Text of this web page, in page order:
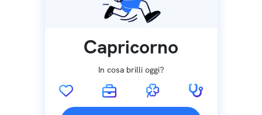
Capricorno
In cosa brilli oggi?